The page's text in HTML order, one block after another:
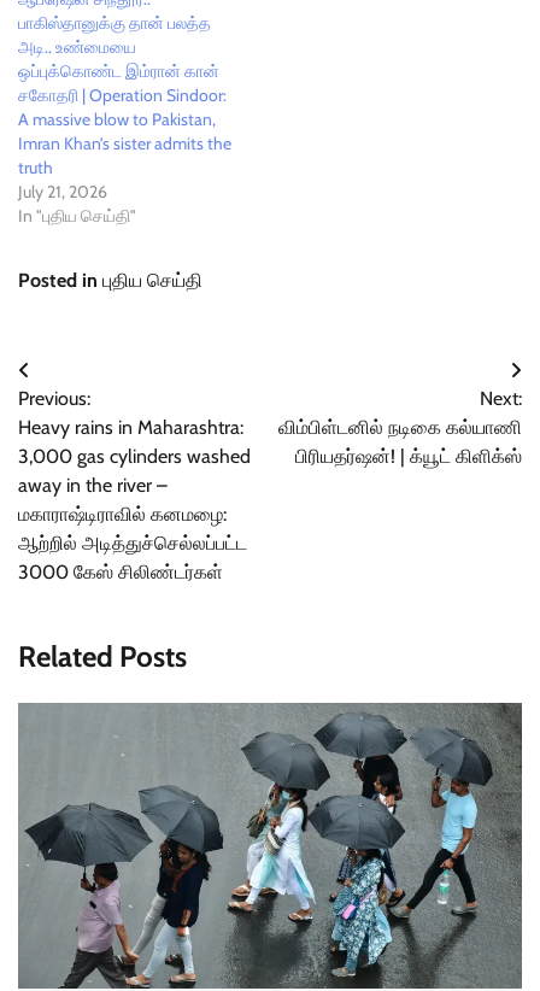
பாகிஸ்தானுக்கு தான் பலத்த
அடி.. உண்மையை
ஒப்புக்கொண்ட இம்ரான் கான்
சகோதரி | Operation Sindoor:
A massive blow to Pakistan,
Imran Khan’s sister admits the
truth
July 21, 2026
In "புதிய செய்தி"
Posted in புதிய செய்தி
Post
navigation
Previous:
Heavy rains in Maharashtra:
3,000 gas cylinders washed
away in the river –
மகாராஷ்டிராவில் கனமழை:
ஆற்றில் அடித்துச்செல்லப்பட்ட
3000 கேஸ் சிலிண்டர்கள்
Next:
விம்பிள்டனில் நடிகை கல்யாணி
பிரியதர்ஷன்! | க்யூட் கிளிக்ஸ்
Related Posts